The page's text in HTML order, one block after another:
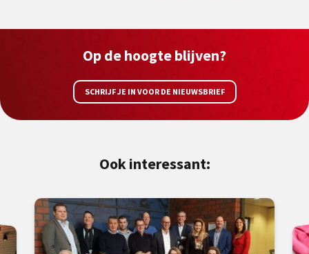
Op de hoogte blijven?
SCHRIJF JE IN VOOR DE NIEUWSBRIEF
Ook interessant: